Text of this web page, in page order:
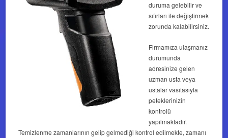
duruma gelebilir ve
sıfırları ile değiştirmek
zorunda kalabilirsiniz.
Firmamıza ulaşmanız
durumunda
adresinize gelen
uzman usta veya
ustalar vasıtasıyla
peteklerinizin
kontrolü
yapılmaktadır.
Temizlenme zamanlarının gelip gelmediği kontrol edilmekte, zamanı